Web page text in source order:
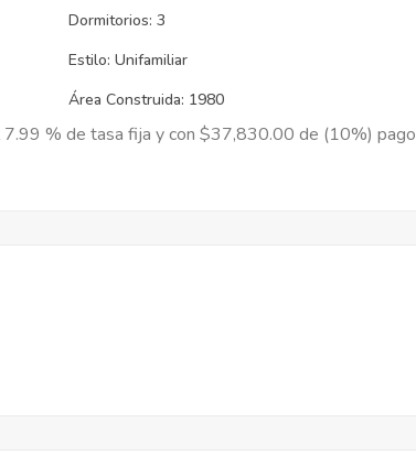
Dormitorios: 3
Estilo: Unifamiliar
Área Construida: 1980
7.99 % de tasa fija y con $37,830.00 de (10%) pago